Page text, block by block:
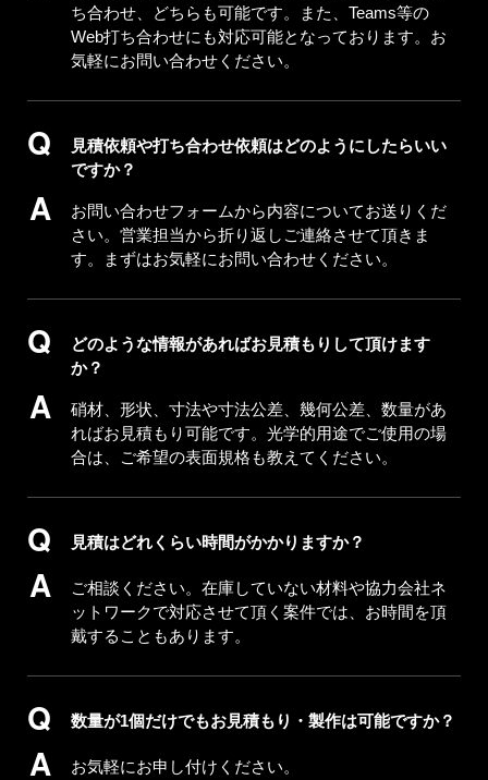
ち合わせ、どちらも可能です。また、Teams等の
Web打ち合わせにも対応可能となっております。お
気軽にお問い合わせください。
見積依頼や打ち合わせ依頼はどのようにしたらいい
ですか？
お問い合わせフォームから内容についてお送りくだ
さい。営業担当から折り返しご連絡させて頂きま
す。まずはお気軽にお問い合わせください。
どのような情報があればお見積もりして頂けます
か？
硝材、形状、寸法や寸法公差、幾何公差、数量があ
ればお見積もり可能です。光学的用途でご使用の場
合は、ご希望の表面規格も教えてください。
見積はどれくらい時間がかかりますか？
ご相談ください。在庫していない材料や協力会社ネ
ットワークで対応させて頂く案件では、お時間を頂
戴することもあります。
数量が1個だけでもお見積もり・製作は可能ですか？
お気軽にお申し付けください。